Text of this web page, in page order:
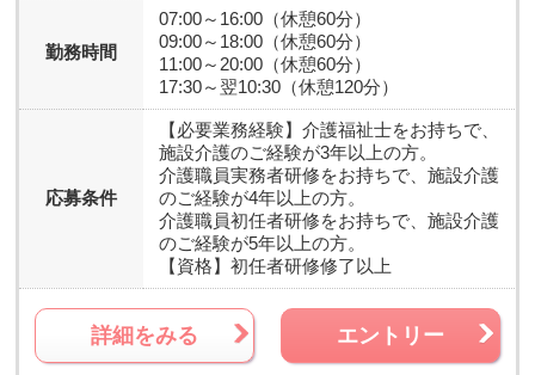
勤務時間
07:00～16:00（休憩60分）
09:00～18:00（休憩60分）
11:00～20:00（休憩60分）
17:30～翌10:30（休憩120分）
応募条件
【必要業務経験】 介護福祉士をお持ちで、
施設介護のご経験が3年以上の方。
介護職員実務者研修をお持ちで、施設介護
のご経験が4年以上の方。
介護職員初任者研修をお持ちで、施設介護
のご経験が5年以上の方。
【資格】 初任者研修修了以上
詳細をみる エントリー